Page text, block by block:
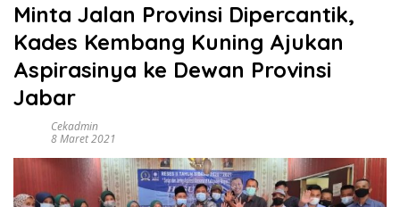
Minta Jalan Provinsi Dipercantik,
Kades Kembang Kuning Ajukan
Aspirasinya ke Dewan Provinsi
Jabar
Cekadmin
8 Maret 2021